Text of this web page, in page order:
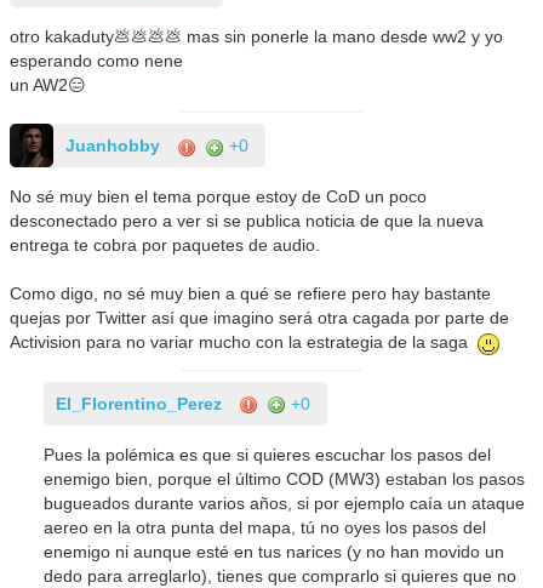
otro kakaduty💩💩💩💩 mas sin ponerle la mano desde ww2 y yo
esperando como nene
un AW2😑
Juanhobby +0
No sé muy bien el tema porque estoy de CoD un poco
desconectado pero a ver si se publica noticia de que la nueva
entrega te cobra por paquetes de audio.
Como digo, no sé muy bien a qué se refiere pero hay bastante
quejas por Twitter así que imagino será otra cagada por parte de
Activision para no variar mucho con la estrategia de la saga
El_Florentino_Perez +0
Pues la polémica es que si quieres escuchar los pasos del
enemigo bien, porque el último COD (MW3) estaban los pasos
bugueados durante varios años, si por ejemplo caía un ataque
aereo en la otra punta del mapa, tú no oyes los pasos del
enemigo ni aunque esté en tus narices (y no han movido un
dedo para arreglarlo), tienes que comprarlo si quieres que no